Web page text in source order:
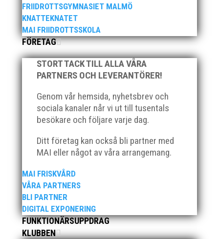
FRIIDROTTSGYMNASIET MALMÖ
KNATTEKNATET
MAI FRIIDROTTSSKOLA
FÖRETAG
STORT TACK TILL ALLA VÅRA
PARTNERS OCH LEVERANTÖRER!
Genom vår hemsida, nyhetsbrev och
sociala kanaler når vi ut till tusentals
besökare och följare varje dag.
Ditt företag kan också bli partner med
MAI eller något av våra arrangemang.
MAI FRISKVÅRD
VÅRA PARTNERS
BLI PARTNER
DIGITAL EXPONERING
FUNKTIONÄRSUPPDRAG
KLUBBEN
När Friidrottssverige samlades för fest gick en av
utmärkelserna till MAI och Kalvinknatet – Lasses
skötebarn i alla år. MAI-delegationen fick ta emot
priset ”Årets pulshöjare”, och bland annat fanns
ordförande Fredrik Wennolf på plats för att ta emot
Som traditionen bjuder så var vi ett helt gäng löpare
från MAI RUNNERS som sprang det mysiga
Sylvesterloppet på självaste nyårsafton. Formen är
enkel, ett eller två varv runt Pildammsparken (2,7 km
respektive 5,4 kilometer), med tidtagning på de fem
främsta i varje...